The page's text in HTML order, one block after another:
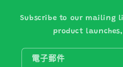
Subscribe to our mailing
product
電子郵件